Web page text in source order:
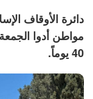
مواطن أدوا
40 يوماً.